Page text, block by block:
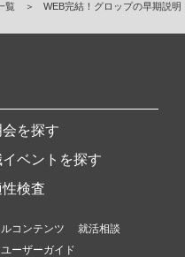
覧 ＞
WEB完結！グロップの早期説明
を探す
イベントを探す
検査
コンテンツ
就活相談
ーザーガイド